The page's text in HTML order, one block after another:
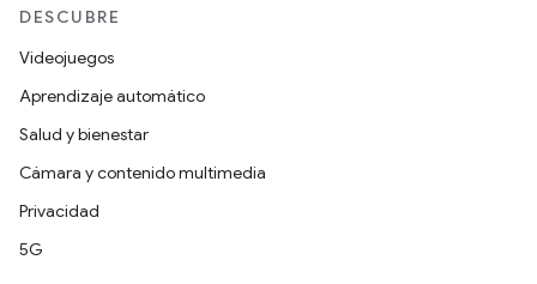
DESCUBRE
Videojuegos
Aprendizaje automático
Salud y bienestar
Cámara y contenido multimedia
Privacidad
5G